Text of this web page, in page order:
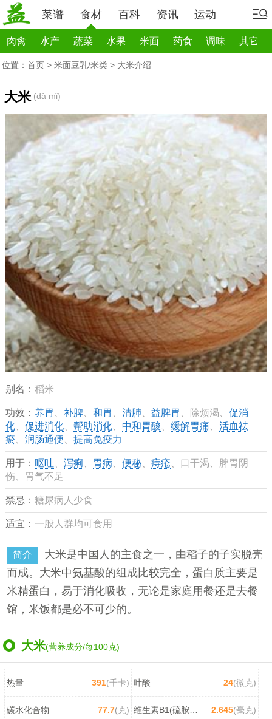
菜谱 食材 百科 资讯 运动
肉禽 水产 蔬菜 水果 米面 药食 调味 其它
位置： 首页 > 米面豆乳/米类 > 大米介绍
大米 (dà mǐ)
别名： 稻米
功效： 养胃 补脾、 和胃 清肺 益脾胃 、除烦渴、 促消
化、 促进消化、 帮助消化、 中和胃酸 缓解胃痛
活血祛
瘀
润肠通便 提高免疫力
用于： 呕吐 泻痢 胃病 便秘、 痔疮 、口干渴、脾胃阴
伤、胃气不足
禁忌： 糖尿病人少食
适宜： 一般人群均可食用
简介
大米是中国人的主食之一，由稻子的子实脱壳
而成。大米中氨基酸的组成比较完全，蛋白质主要是
米精蛋白，易于消化吸收，无论是家庭用餐还是去餐
馆，米饭都是必不可少的。
大米(营养成分/每100克)
热量 391(千卡) 叶酸 24(微克)
碳水化合物 77.7(克) 维生素B1(硫胺素) 2.645(毫克)